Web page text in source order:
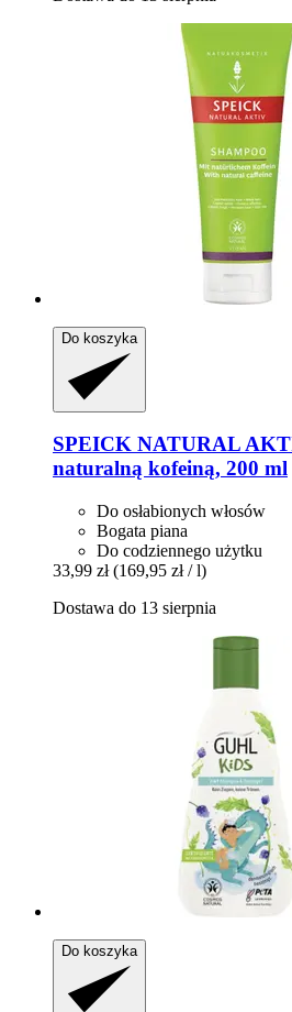
Do koszyka
SPEICK NATURAL
naturalną kofeiną, 200 ml
Do osłabionych włosów
Bogata piana
Do codziennego użytku
33,99 zł (169,95 zł / l)
Dostawa do 13 sierpnia
Do koszyka